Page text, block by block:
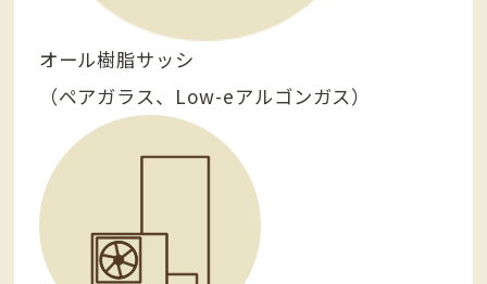
オール樹脂サッシ
（ペアガラス、Low-eアルゴンガス）